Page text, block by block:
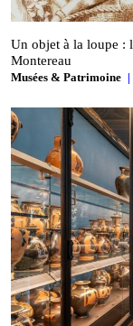
Un objet à la loupe :
Montereau
Musées & Patrimoine